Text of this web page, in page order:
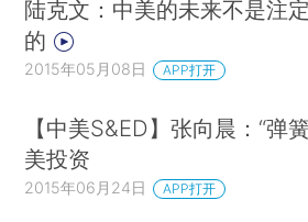
陆克文：中美的未来不是注定
的
2015年05月08日 APP打开
【中美S&ED】张向晨：“弹
美投资
2015年06月24日 APP打开